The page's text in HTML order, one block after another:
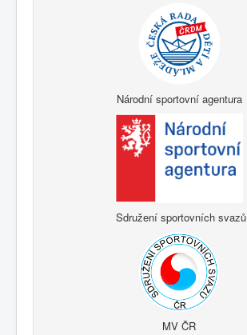
Národní sportovní agentura
Sdružení sportovních svazů
MV ČR